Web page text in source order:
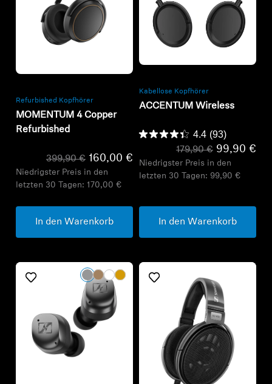
Refurbished Kopfhörer
MOMENTUM 4 Copper
Refurbished
399,90 € 160,00 €
Niedrigster Preis in den
letzten 30 Tagen: 170,00 €
In den Warenkorb
Kabellose Kopfhörer
ACCENTUM Wireless
4.4 (93)
179,90 € 99,90 €
Niedrigster Preis in den
letzten 30 Tagen: 99,90 €
In den Warenkorb